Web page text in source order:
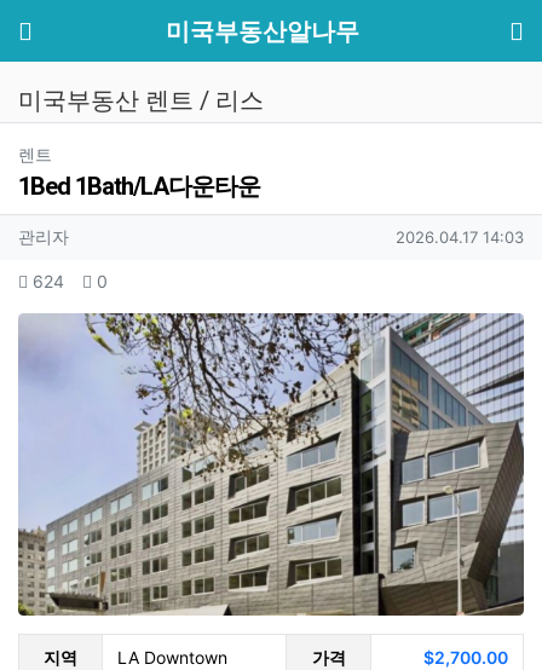
미국부동산알나무
미국부동산 렌트 / 리스
렌트
1Bed 1Bath/LA다운타운
작성자 정보
관리자작성 작성일
2026.04.17 14:03
컨텐츠 정보
624 조회 0
본문
지역 LA Downtown 가격 $2,700.00